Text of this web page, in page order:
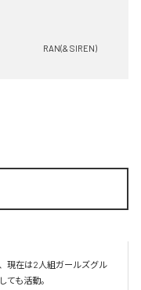
RAN(& SIREN)
現在は2人組ガールズグル
ても活動。